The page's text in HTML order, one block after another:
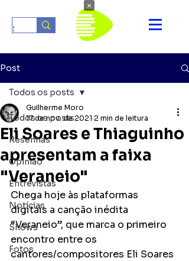
Post
Todos os posts
Resenhas
Opinião
Entrevistas
Notícias
Shows
Fotos
Todos os posts
Eli Soares e Thiaguinho
apresentam a faixa
"Veraneio"
Guilherme Moro
17 de nov. de 2021 2 min de leitura
Chega hoje às plataformas
digitais a canção inédita
“Veraneio”, que marca o primeiro
encontro entre os
cantores/compositores Eli Soares
×